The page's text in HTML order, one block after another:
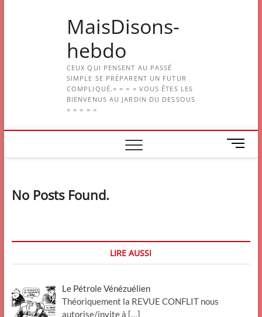
MaisDisons-
hebdo
CEUX QUI PENSENT AU PASSÉ
SIMPLE SE PRÉPARENT UN FUTUR
COMPLIQUÉ.= = = = VOUS ÊTES LES
BIENVENUS AU JARDIN DU DESSOUS
= = = = =
M
e
o
No Posts Found.
LIRE AUSSI
Le Pétrole Vénézuélien
Théoriquement la REVUE CONFLIT nous
autorise/invite à […]